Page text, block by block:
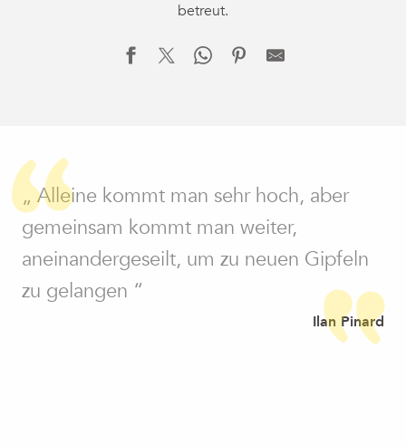
betreut.
„ Alleine kommt man sehr hoch, aber
gemeinsam kommt man weiter,
aneinandergeseilt, um zu neuen Gipfeln
zu gelangen “
Ilan Pinard